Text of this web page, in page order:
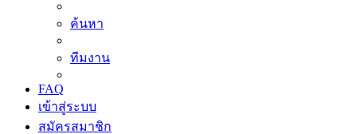
ค้นหา
ทีมงาน
FAQ
เข้าสู่ระบบ
สมัครสมาชิก